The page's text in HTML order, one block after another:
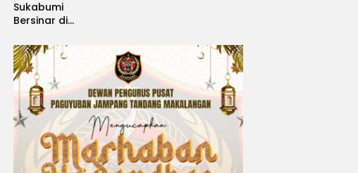
Sukabumi
Bersinar di
Gelar
Bergengsi
Ajang Idol
Kids
International
2026